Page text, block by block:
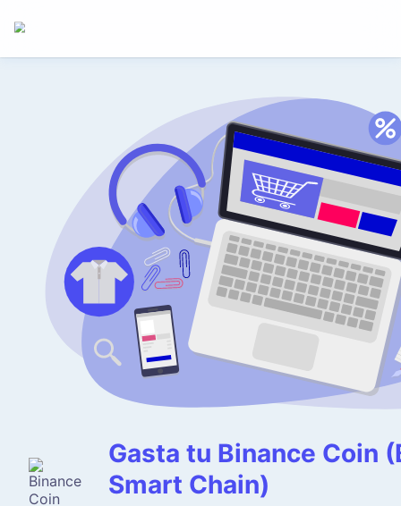
Gasta tu Binance Coin
Smart Chain)